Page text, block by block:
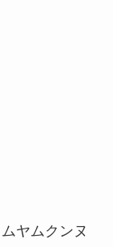
ヤムクンヌ